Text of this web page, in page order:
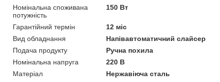
Номінальна споживана
потужність
150 Вт
Гарантійний термін
12 міс
Вид обладнання
Напівавтоматичний слайсер
Подача продукту
Ручна похила
Номінальна напруга
220 В
Матеріал
Нержавіюча сталь